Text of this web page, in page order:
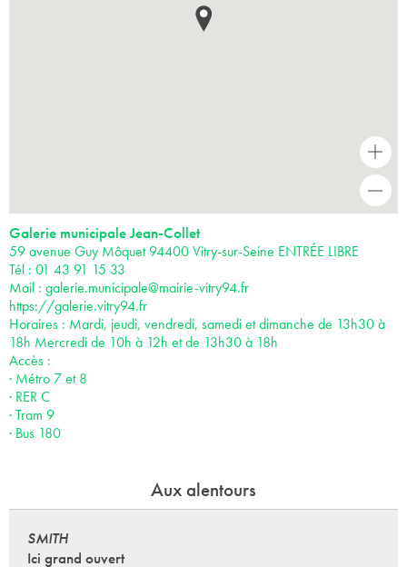
-
Galerie municipale Jean-Collet
59 avenue Guy Môquet 94400 Vitry-sur-Seine ENTRÉE LIBRE
Tél : 01 43 91 15 33
Mail : galerie.municipale@mairie-vitry94.fr
https://galerie.vitry94.fr
Horaires : Mardi, jeudi, vendredi, samedi et dimanche de 13h30 à
18h Mercredi de 10h à 12h et de 13h30 à 18h
Accès :
· Métro 7 et 8
· RER C
· Tram 9
· Bus 180
Aux alentours
SMITH
Ici grand ouvert